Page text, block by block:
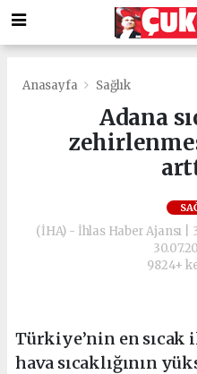
Anasayfa Sağlık
Adana
(İHA) - İhlas Haber Ajansı |
9824+
Türkiye’nin en sıcak
hava sıcaklığının